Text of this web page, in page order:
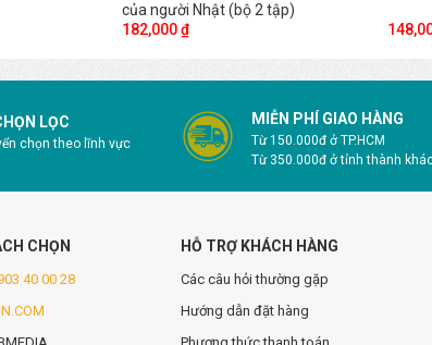
của người Nhật (bộ 2 tập)
182,000 ₫
LỌC
chọn theo lĩnh vực
MIỄN PHÍ GIAO HÀNG
Từ 150.000đ ở TP.HCM
Từ 350.000đ ở tỉnh thành
CHỌN
40 00 28
HỖ TRỢ KHÁCH HÀNG
Các câu hỏi thường gặp
Hướng dẫn đặt hàng